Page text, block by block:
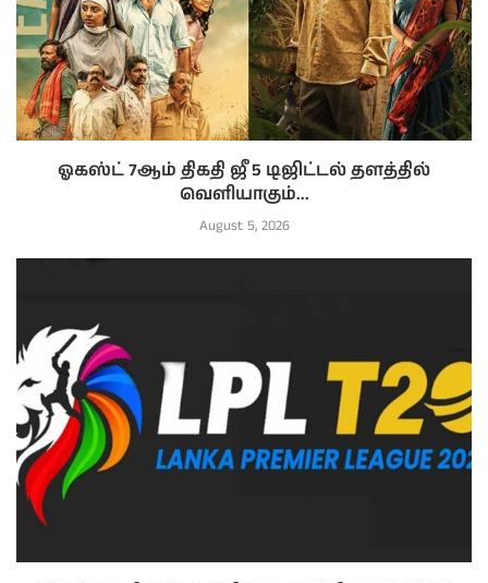
ஓகஸ்ட் 7ஆம் திகதி ஜீ 5 டிஜிட்டல் தளத்தில்
வெளியாகும்...
August 5, 2026